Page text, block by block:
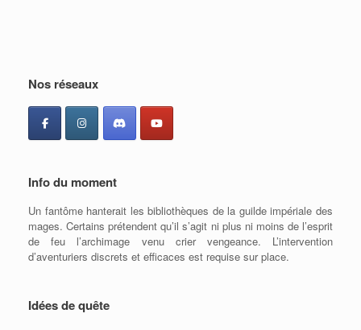
Nos réseaux
Info du moment
Un fantôme hanterait les bibliothèques de la guilde impériale des
mages. Certains prétendent qu’il s’agit ni plus ni moins de l’esprit
de feu l’archimage venu crier vengeance. L’intervention
d’aventuriers discrets et efficaces est requise sur place.
Idées de quête